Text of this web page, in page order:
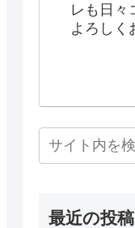
レも日々
よろしく
最近の投稿